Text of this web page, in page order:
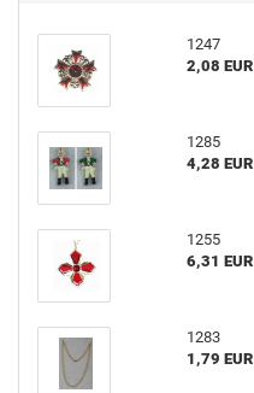
1247
2,08 EUR
1285
4,28 EUR
1255
6,31 EUR
1283
1,79 EUR